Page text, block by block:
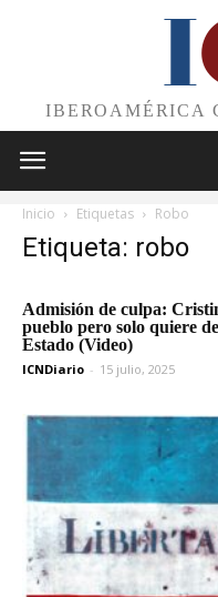
I
IBEROAMÉRICA
Inicio Etiquetas Robo
Etiqueta: robo
Admisión de culpa:
pueblo pero solo quiere
Estado (Video)
ICNDiario - 15 julio, 2025